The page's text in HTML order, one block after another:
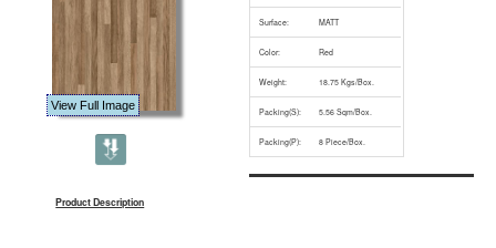
Surface: MATT
Color: Red
Weight: 18.75 Kgs/Box.
Packing(S): 5.56 Sqm/Box.
Packing(P): 8 Piece/Box.
Product Description
View Full Image